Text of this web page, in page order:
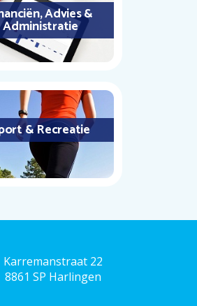
Advies &
Administratie
& Recreatie
Karremanstraat 22
8861 SP Harlingen